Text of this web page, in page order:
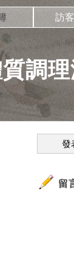
調
訪
發
留